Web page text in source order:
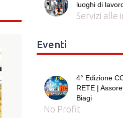
luoghi di
Servizi alle
Eventi
4° Edizione
RETE |
Biagi
No Profit